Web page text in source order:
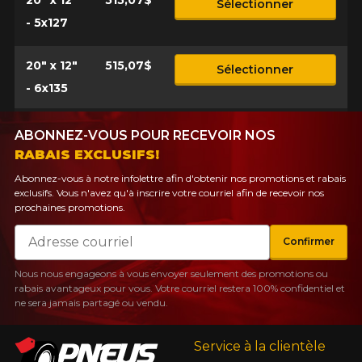
CODE PROMO RABAIS10
POUR UN TEMPS LIMITÉ SUR
MINIMUM DE 500$ AVANT TAXES.
CODE PROMORABAIS10
POUR UN TEMPS LIMITÉ SUR
PRODUITS SÉLECTIONNÉS.
MINIMUM DE 500$ AVANT TAXES.
PLUS D'INFO
- 5x127
Sélectionner
20" x 12"
- 6x135
515,07$ Sélectionner
Service à la clientèle
ABONNEZ-VOUS POUR RECEVOIR NOS
RABAIS EXCLUSIFS!
Abonnez-vous à notre infolettre afin d'obtenir nos promotions et rabais
exclusifs. Vous n'avez qu'à inscrire votre courriel afin de recevoir nos
prochaines promotions.
Courriel
Confirmer
Nous nous engageons à vous envoyer seulement des promotions ou
rabais avantageux pour vous. Votre courriel restera 100% confidentiel et
ne sera jamais partagé ou vendu.